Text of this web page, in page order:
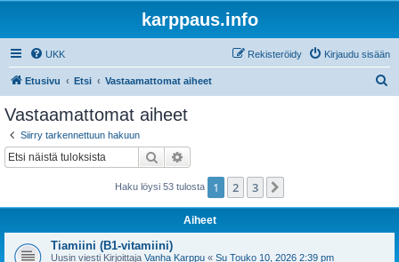
karppaus.info
UKK Kirjaudu sisään
Rekisteröidy
Etusivu Etsi Vastaamattomat aiheet
Vastaamattomat aiheet
Siirry tarkennettuun hakuun
Etsi
Haku löysi 53 tulosta 1 2 3
Aiheet
Tiamiini (B1-vitamiini)
Uusin viesti Kirjoittaja Vanha Karppu « Su Touko 10, 2026 2:39 pm